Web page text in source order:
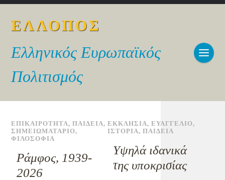
ΕΛΛΟΠΟΣ
Ελληνικός Ευρωπαϊκός
Πολιτισμός
ΕΠΙΚΑΙΡΟΤΗΤΑ,ΠΑΙΔΕΙΑ,
ΣΗΜΕΙΩΜΑΤΑΡΙΟ,
ΦΙΛΟΣΟΦΙΑ
Ράμφος, 1939-
2026
ΕΚΚΛΗΣΙΑ, ΕΥΑΓΓΕΛΙΟ,
ΙΣΤΟΡΙΑ, ΠΑΙΔΕΙΑ
Υψηλά ιδανικά
της υποκρισίας